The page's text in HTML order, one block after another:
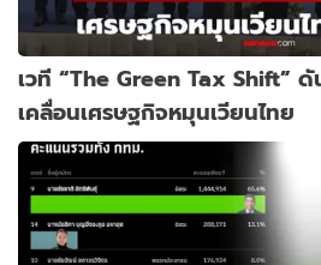
เวที “The Green Tax Shift” ดั
เคลื่อนเศรษฐกิจหมุนเวียนไทย